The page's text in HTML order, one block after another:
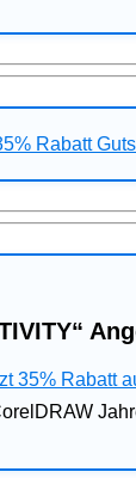
35% Rabatt